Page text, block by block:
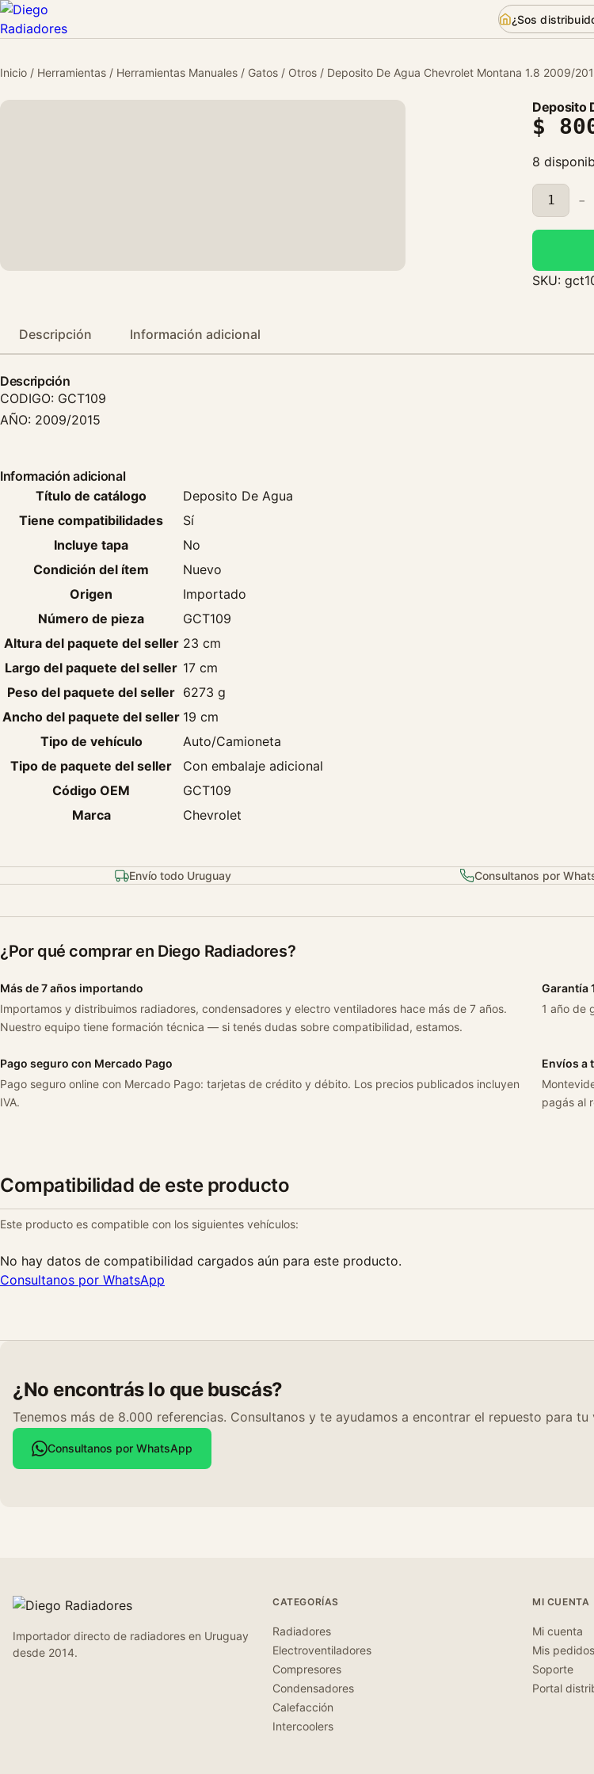
¿Sos
Inicio / Herramientas / Herramientas Manuales / Gatos / Otros / Deposito De Agua Chevrolet Montana 1.8 2009/
Deposito
$
8
D
e
p
s
i
9
2
−
SKU:
Descripción Información adicional
Descripción
CODIGO: GCT109
AÑO: 2009/2015
Información adicional
Título de catálogo
Deposito De Agua
Tiene compatibilidades
Sí
Incluye tapa
No
Condición del ítem
Nuevo
Origen
Importado
Número de pieza
GCT109
Altura del paquete del seller 23 cm
Largo del paquete del seller 17 cm
Peso del paquete del seller 6273 g
Ancho del paquete del seller 19 cm
Tipo de vehículo
Auto/Camioneta
Tipo de paquete del seller
Con embalaje adicional
Código OEM
GCT109
Marca
Chevrolet
Envío todo Uruguay Consultanos por
¿Por qué comprar en Diego Radiadores?
Más de 7 años importando
Importamos y distribuimos radiadores, condensadores y electro ventiladores hace más de 7 años.
Nuestro equipo tiene formación técnica — si tenés dudas sobre compatibilidad, estamos.
Garantía
1 año de
Pago seguro con Mercado Pago
Pago seguro online con Mercado Pago: tarjetas de crédito y débito. Los precios publicados incluyen
IVA.
Envíos a
pagás al
Compatibilidad de este producto
Este producto es compatible con los siguientes vehículos:
No hay datos de compatibilidad cargados aún para este producto.
Consultanos por WhatsApp
¿No encontrás lo que buscás?
Tenemos más de 8.000 referencias. Consultanos y te ayudamos a encontrar el repuesto para tu
Consultanos por WhatsApp
Importador directo de radiadores en Uruguay
desde 2014.
CATEGORÍAS
Radiadores
Electroventiladores
Compresores
Condensadores
Calefacción
Intercoolers
MI CUENTA
Mi cuenta
Mis pedidos
Soporte
Portal